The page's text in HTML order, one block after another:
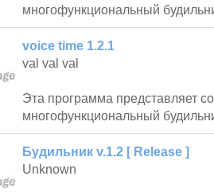
многофункциональный
voice time 1.2.1
val val val
Эта программа представляет
многофункциональный
Будильник v.1.2 [ Release ]
Unknown